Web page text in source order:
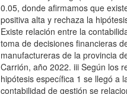
0.05, donde afirmamos que
positiva alta y rechaza la
Existe relación entre la
toma de decisiones financieras
manufactureras de la provincia
Carrión, año 2022. iii Según los
hipótesis específica 1 se llegó a
contabilidad de gestión se